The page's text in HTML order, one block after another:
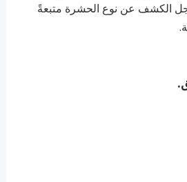
الكشف عن نوع الحشرة متبعةً